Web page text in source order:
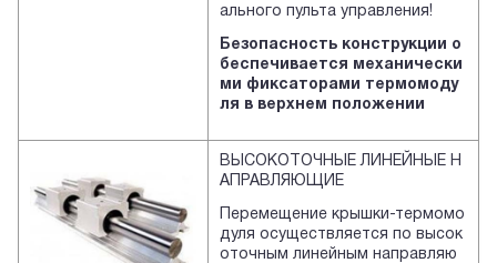
ального пульта управления!
Безопасность конструкции о
беспечивается механически
ми фиксаторами термомоду
ля в верхнем положении
ВЫСОКОТОЧНЫЕ ЛИНЕЙНЫЕ Н
АПРАВЛЯЮЩИЕ
Перемещение крышки-термомо
дуля осуществляется по высок
оточным линейным направляю